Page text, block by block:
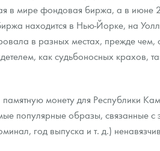
в мире фондовая биржа, а в июне
находится в Нью-Йорке, на
в разных местах, прежде чем,
как судьбоносных крахов,
монету для Республики
популярные образы, связанные
год выпуска и т. д.)